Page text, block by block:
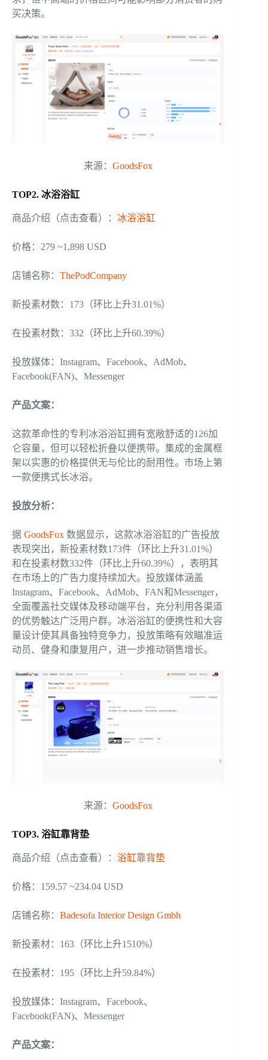
买决策。
来源： GoodsFox
TOP2. 冰浴浴缸
商品介绍（点击查看）： 冰浴浴缸
价格：279 ~1,898 USD
店铺名称： ThePodCompany
新投素材数：173（环比上升31.01%）
在投素材数：332（环比上升60.39%）
投放媒体：Instagram、Facebook、AdMob、
Facebook(FAN)、Messenger
产品文案：
这款革命性的专利冰浴浴缸拥有宽敞舒适的126加
仑容量，但可以轻松折叠以便携带。集成的金属框
架以实惠的价格提供无与伦比的耐用性。市场上第
一款便携式长冰浴。
投放分析：
据 GoodsFox 数据显示，这款冰浴浴缸的广告投放
表现突出，新投素材数173件（环比上升31.01%）
和在投素材数332件（环比上升60.39%），表明其
在市场上的广告力度持续加大。投放媒体涵盖
Instagram、Facebook、AdMob、FAN和Messenger，
全面覆盖社交媒体及移动端平台，充分利用各渠道
的优势触达广泛用户群。冰浴浴缸的便携性和大容
量设计使其具备独特竞争力，投放策略有效瞄准运
动员、健身和康复用户，进一步推动销售增长。
来源： GoodsFox
TOP3. 浴缸靠背垫
商品介绍（点击查看）： 浴缸靠背垫
价格：159.57 ~234.04 USD
店铺名称： Badesofa Interior Design Gmbh
新投素材：163（环比上升1510%）
在投素材：195（环比上升59.84%）
投放媒体：Instagram、Facebook、
Facebook(FAN)、Messenger
产品文案：